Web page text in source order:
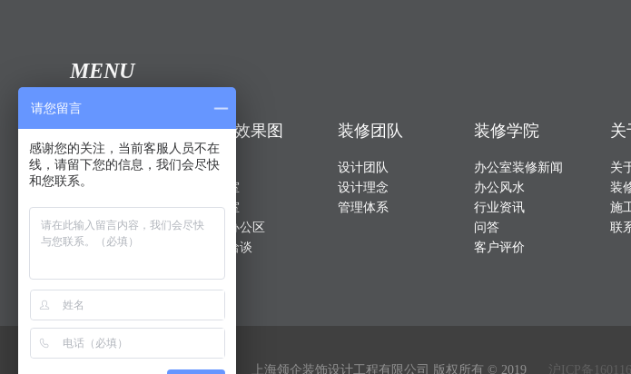
MENU
成功案例
创意时尚
现代简约
LOFT工业
现代中式
VR全景案例
装修效果图
前厅
经理室
会议室
敞开办公区
休闲洽谈
装修团队
设计团队
设计理念
管理体系
装修学院
办公室装修新闻
办公风水
行业资讯
问答
客户评价
关
关
装
施
联
上海领企装饰设计工程有限公司 版权所有 © 2019 沪ICP备
请您留言
感谢您的关注，当前客服人员不在
线，请留下您的信息，我们会尽快
和您联系。